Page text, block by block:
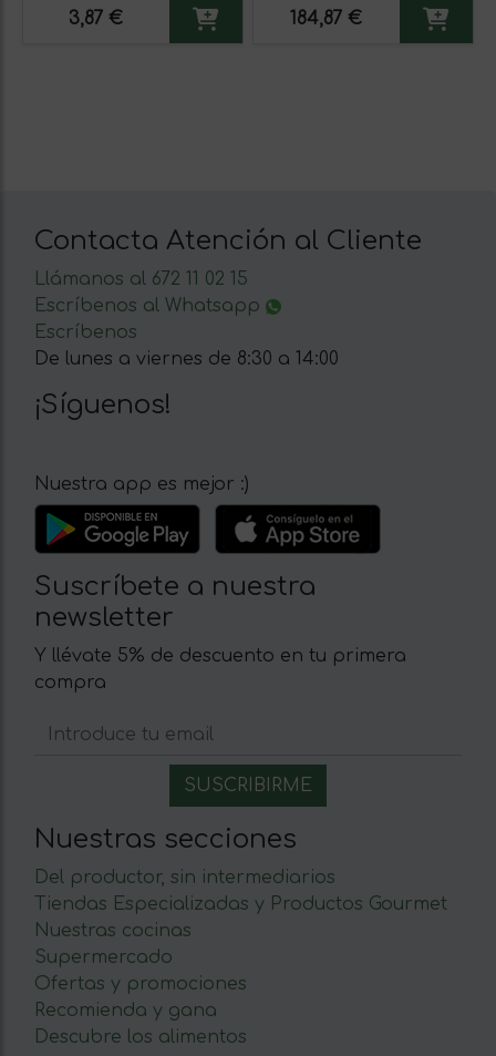
3,87 € 184,87 €
Contacta Atención al Cliente
Llámanos al 672 11 02 15
Escríbenos al Whatsapp
Escríbenos
De lunes a viernes de 8:30 a 14:00
¡Síguenos!
Nuestra app es mejor :)
Suscríbete a nuestra
newsletter
Y llévate 5% de descuento en tu primera
compra
Nuestras secciones
Del productor, sin intermediarios
Tiendas Especializadas y Productos Gourmet
Nuestras cocinas
Supermercado
Ofertas y promociones
Recomienda y gana
Descubre los alimentos